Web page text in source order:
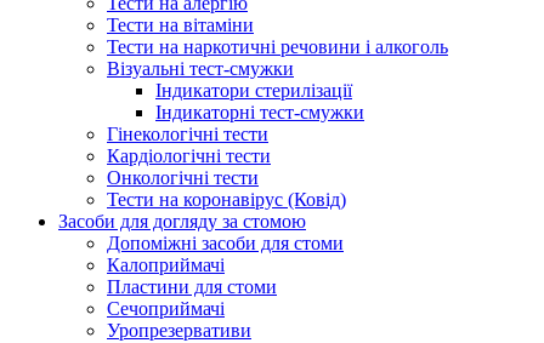
Тести на вітаміни
Тести на наркотичні речовини і алкоголь
Візуальні тест-смужки
Індикатори стерилізації
Індикаторні тест-смужки
Гінекологічні тести
Кардіологічні тести
Онкологічні тести
Тести на коронавірус (Ковід)
Засоби для догляду за стомою
Допоміжні засоби для стоми
Калоприймачі
Пластини для стоми
Сечоприймачі
Уропрезервативи